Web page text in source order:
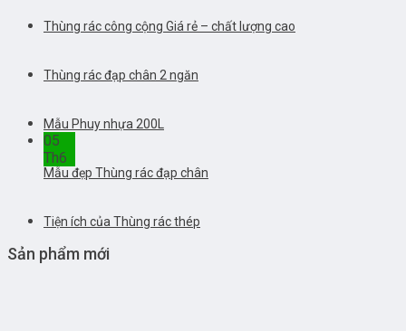
Thùng rác công cộng Giá rẻ – chất lượng cao
Thùng rác đạp chân 2 ngăn
Mẫu Phuy nhựa 200L
05
Th6
Mẫu đẹp Thùng rác đạp chân
Tiện ích của Thùng rác thép
Sản phẩm mới